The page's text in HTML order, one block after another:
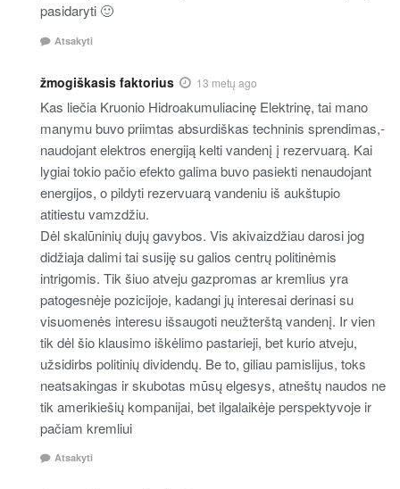
pasidaryti 🙂
Atsakyti
žmogiškasis faktorius 13 metų ago
Kas liečia Kruonio Hidroakumuliacinę Elektrinę, tai mano
manymu buvo priimtas absurdiškas techninis sprendimas,-
naudojant elektros energiją kelti vandenį į rezervuarą. Kai
lygiai tokio pačio efekto galima buvo pasiekti nenaudojant
energijos, o pildyti rezervuarą vandeniu iš aukštupio
atitiestu vamzdžiu.
Dėl skalūninių dujų gavybos. Vis akivaizdžiau darosi jog
didžiaja dalimi tai susiję su galios centrų politinėmis
intrigomis. Tik šiuo atveju gazpromas ar kremlius yra
patogesnėje pozicijoje, kadangi jų interesai derinasi su
visuomenės interesu išsaugoti neužterštą vandenį. Ir vien
tik dėl šio klausimo iškėlimo pastarieji, bet kurio atveju,
užsidirbs politinių dividendų. Be to, giliau pamislijus, toks
neatsakingas ir skubotas mūsų elgesys, atneštų naudos ne
tik amerikiešių kompanijai, bet ilgalaikėje perspektyvoje ir
pačiam kremliui
Atsakyti